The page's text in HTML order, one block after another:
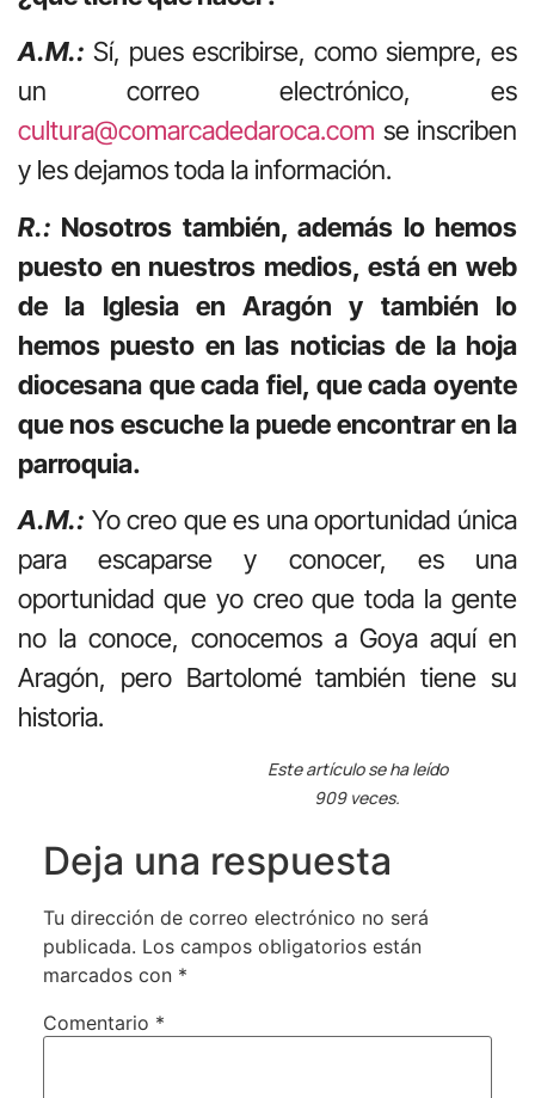
A.M.: Sí, pues escribirse, como siempre, es
un correo electrónico, es
cultura@comarcadedaroca.com se inscriben
y les dejamos toda la información.
R.: Nosotros también, además lo hemos
puesto en nuestros medios, está en web
de la Iglesia en Aragón y también lo
hemos puesto en las noticias de la hoja
diocesana que cada fiel, que cada oyente
que nos escuche la puede encontrar en la
parroquia.
A.M.: Yo creo que es una oportunidad única
para escaparse y conocer, es una
oportunidad que yo creo que toda la gente
no la conoce, conocemos a Goya aquí en
Aragón, pero Bartolomé también tiene su
historia.
Este artículo se ha leído
909 veces.
Deja una respuesta
Tu dirección de correo electrónico no será
publicada. Los campos obligatorios están
marcados con *
Comentario *